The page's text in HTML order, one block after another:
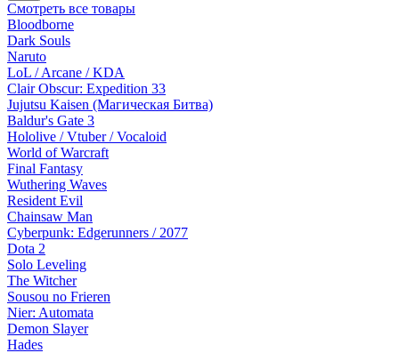
Смотреть все товары
Bloodborne
Dark Souls
Naruto
LoL / Arcane / KDA
Clair Obscur: Expedition 33
Jujutsu Kaisen (Магическая Битва)
Baldur's Gate 3
Hololive / Vtuber / Vocaloid
World of Warcraft
Final Fantasy
Wuthering Waves
Resident Evil
Chainsaw Man
Cyberpunk: Edgerunners / 2077
Dota 2
Solo Leveling
The Witcher
Sousou no Frieren
Nier: Automata
Demon Slayer
Hades